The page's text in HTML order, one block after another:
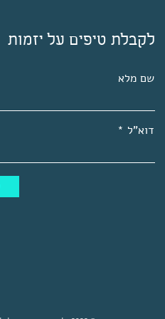
לקבלת טיפים על יזמות
שם מלא
דוא"ל